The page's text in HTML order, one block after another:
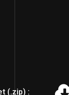
(.zip) :